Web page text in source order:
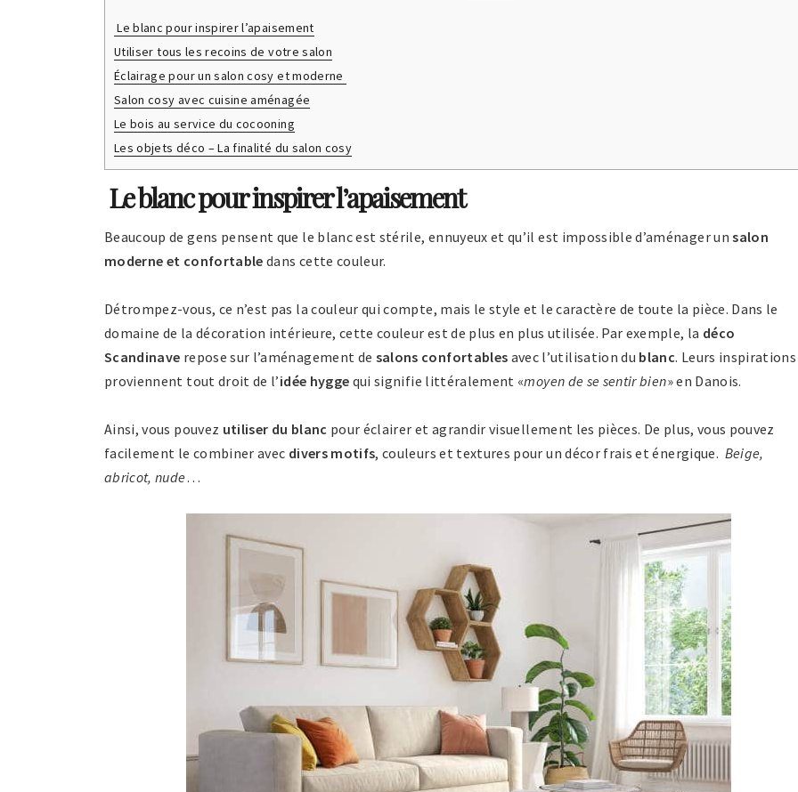
Le blanc pour inspirer l’apaisement
Utiliser tous les recoins de votre salon
Éclairage pour un salon cosy et moderne
Salon cosy avec cuisine aménagée
Le bois au service du cocooning
Les objets déco – La finalité du salon cosy
Le blanc pour inspirer l’apaisement
Beaucoup de gens pensent que le blanc est stérile, ennuyeux et qu’il est impossible d’aménager un salon
moderne et confortable dans cette couleur.
Détrompez-vous, ce n’est pas la couleur qui compte, mais le style et le caractère de toute la pièce. Dans le
domaine de la décoration intérieure, cette couleur est de plus en plus utilisée. Par exemple, la déco
Scandinave repose sur l’aménagement de salons confortables avec l’utilisation du blanc. Leurs inspirations
proviennent tout droit de l’idée hygge qui signifie littéralement «moyen de se sentir bien» en Danois.
Ainsi, vous pouvez utiliser du blanc pour éclairer et agrandir visuellement les pièces. De plus, vous pouvez
facilement le combiner avec divers motifs, couleurs et textures pour un décor frais et énergique. Beige,
abricot, nude…